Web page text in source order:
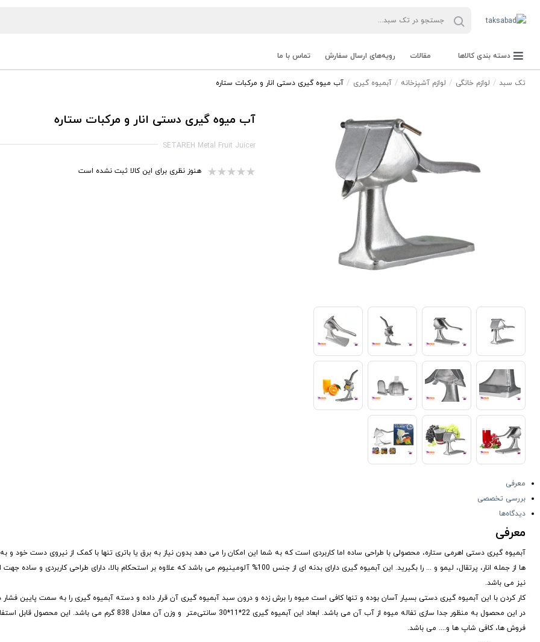
دسته بندی کالاها مقالات رویه‌های ارسال سفارش تماس با ما
تک سبد لوازم خانگی لوازم آشپزخانه آبمیوه گیری آب میوه گیری دستی انار و مرکبات ستاره
آب میوه گیری دستی انار و مرکبات ستاره
SETAREH Metal Fruit Juicer
هنوز نظری برای این کالا ثبت نشده است
معرفی
بررسی تخصصی
دیدگاه‌ها
معرفی
آبمیوه گیری دستی اهرمی ستاره، محصولی با طراحی ساده اما کاربردی است که به شما این امکان را می دهد بدون نیاز به برق یا باتری تنها با کمک از نیروی دست خود و
ها از جمله انار، پرتقال، لیمو و ... را بگیرید. این آبمیوه گیری دارای بدنه ای از جنس 100% آلومینیوم می باشد که علاوه بر استحکام بالا، دارای
نیز می باشد.
کار کردن با این آبمیوه گیری دستی بسیار آسان بوده و تنها کافی است میوه را برش زده و درون سبد آبمیوه گیری آن قرار داده و دسته آبمیوه گیری را به سمت پایین
در این محصول به منظور جدا سازی تفاله میوه از آب آن می باشد. ابعاد این آبمیوه گیری 22*11*30 سانتی‌متر و وزن آن
فروش ها، کافی شاپ ها و.... می باشد.